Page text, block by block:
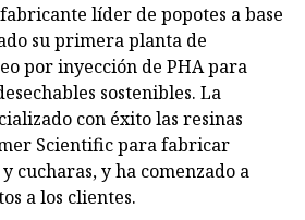
líder de popotes a base
su primera planta de
por inyección de PHA para
sostenibles. La
con éxito las resinas
Scientific para fabricar
cucharas, y ha comenzado a
a los clientes.